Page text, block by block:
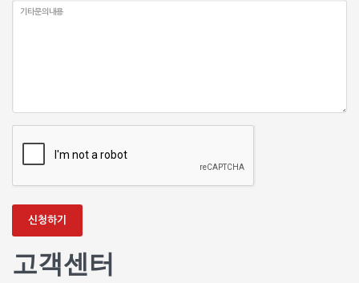
기타문의내용
신청하기
고객센터